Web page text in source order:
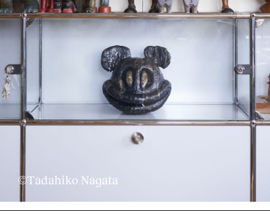
Servicios
©Tadahiko Nagata